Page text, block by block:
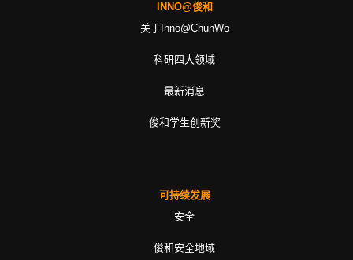
INNO@俊和
关于Inno@ChunWo
科研四大领域
最新消息
俊和学生创新奖
可持续发展
安全
俊和安全地域